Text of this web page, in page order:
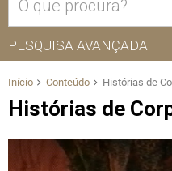
PESQUISA AVANÇADA
Início Conteúdo Histórias de
Histórias de